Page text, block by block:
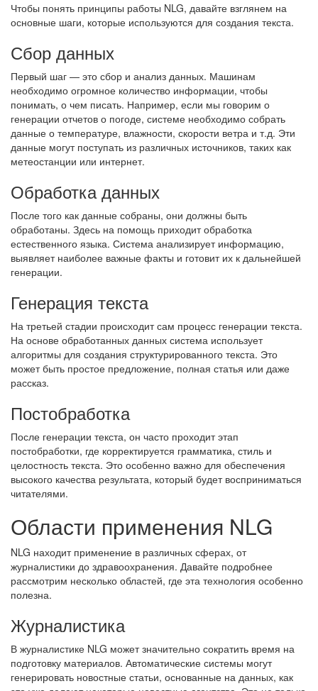
Чтобы понять принципы работы NLG, давайте взглянем на
основные шаги, которые используются для создания текста.
Сбор данных
Первый шаг — это сбор и анализ данных. Машинам
необходимо огромное количество информации, чтобы
понимать, о чем писать. Например, если мы говорим о
генерации отчетов о погоде, системе необходимо собрать
данные о температуре, влажности, скорости ветра и т.д. Эти
данные могут поступать из различных источников, таких как
метеостанции или интернет.
Обработка данных
После того как данные собраны, они должны быть
обработаны. Здесь на помощь приходит обработка
естественного языка. Система анализирует информацию,
выявляет наиболее важные факты и готовит их к дальнейшей
генерации.
Генерация текста
На третьей стадии происходит сам процесс генерации текста.
На основе обработанных данных система использует
алгоритмы для создания структурированного текста. Это
может быть простое предложение, полная статья или даже
рассказ.
Постобработка
После генерации текста, он часто проходит этап
постобработки, где корректируется грамматика, стиль и
целостность текста. Это особенно важно для обеспечения
высокого качества результата, который будет восприниматься
читателями.
Области применения NLG
NLG находит применение в различных сферах, от
журналистики до здравоохранения. Давайте подробнее
рассмотрим несколько областей, где эта технология особенно
полезна.
Журналистика
В журналистике NLG может значительно сократить время на
подготовку материалов. Автоматические системы могут
генерировать новостные статьи, основанные на данных, как